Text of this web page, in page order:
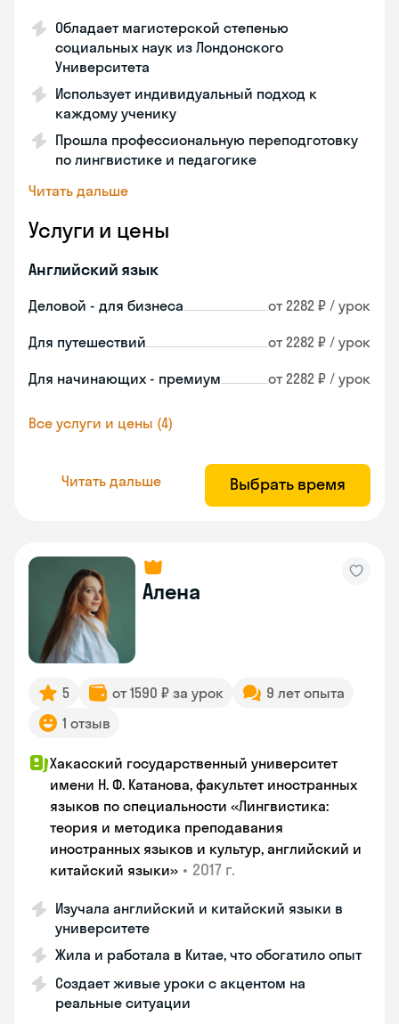
Обладает магистерской степенью
социальных наук из Лондонского
Университета
Использует индивидуальный подход к
каждому ученику
Прошла профессиональную переподготовку
по лингвистике и педагогике
Читать дальше
Услуги и цены
Английский язык
Деловой - для бизнеса от 2282 ₽ / урок
Для путешествий от 2282 ₽ / урок
Для начинающих - премиум от 2282 ₽ / урок
Все услуги и цены (4)
Читать дальше Выбрать время
Алена
5 от 1590 ₽ за урок
9 лет опыта
1 отзыв
Хакасский государственный университет
имени Н. Ф. Катанова, факультет иностранных
языков по специальности «Лингвистика:
теория и методика преподавания
иностранных языков и культур, английский и
китайский языки» • 2017 г.
Изучала английский и китайский языки в
университете
Жила и работала в Китае, что обогатило опыт
Создает живые уроки с акцентом на
реальные ситуации